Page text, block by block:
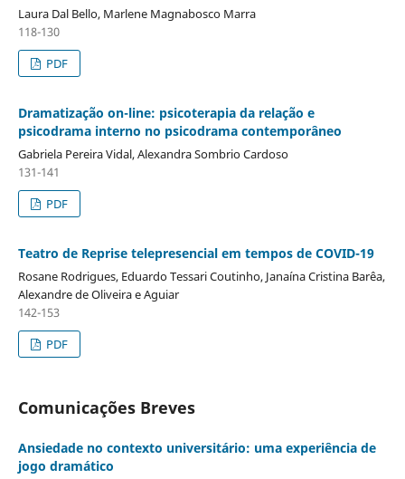
Laura Dal Bello, Marlene Magnabosco Marra
118-130
PDF
Dramatização on-line: psicoterapia da relação e
psicodrama interno no psicodrama contemporâneo
Gabriela Pereira Vidal, Alexandra Sombrio Cardoso
131-141
PDF
Teatro de Reprise telepresencial em tempos de COVID-19
Rosane Rodrigues, Eduardo Tessari Coutinho, Janaína Cristina Barêa,
Alexandre de Oliveira e Aguiar
142-153
PDF
Comunicações Breves
Ansiedade no contexto universitário: uma experiência de
jogo dramático